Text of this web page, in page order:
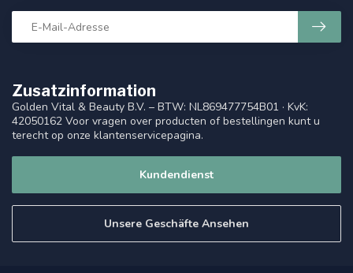
Zusatzinformation
Golden Vital & Beauty B.V. – BTW: NL869477754B01 · KvK:
42050162 Voor vragen over producten of bestellingen kunt u
terecht op onze klantenservicepagina.
Kundendienst
Unsere Geschäfte Ansehen